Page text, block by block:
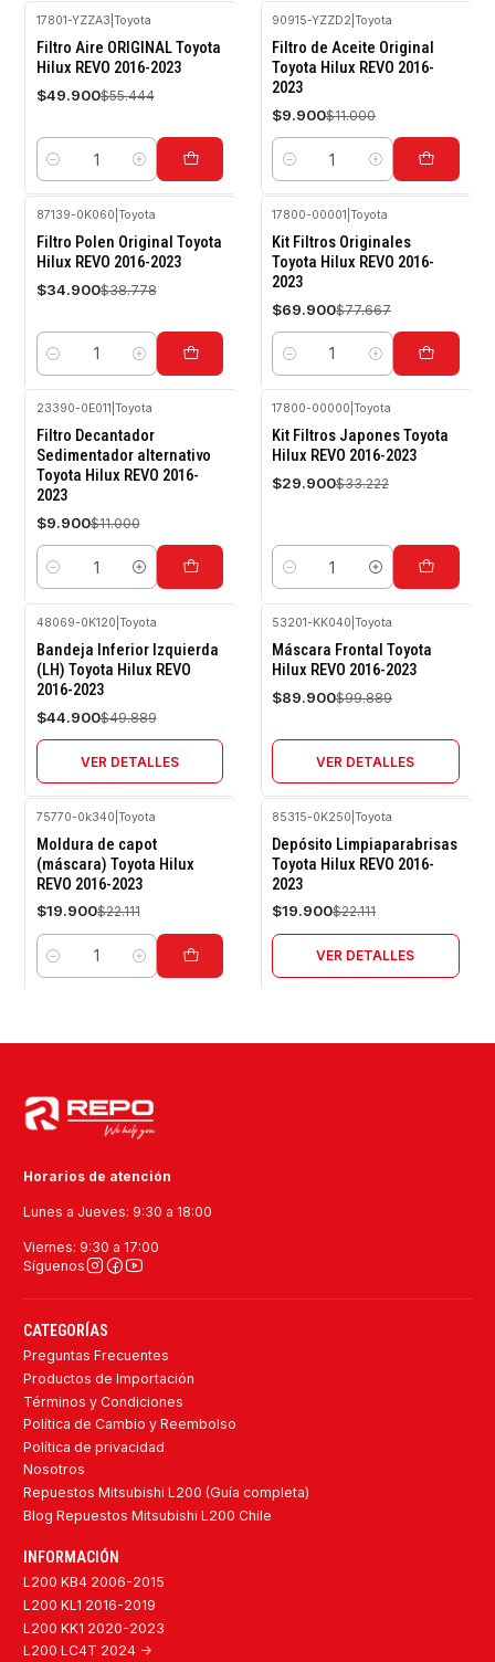
-10%
OFF
17801-YZZA3 Toyota
Filtro Aire ORIGINAL Toyota
Hilux REVO 2016-2023
$49.900$55.444
Cantidad
-10%
OFF
90915-YZZD2 Toyota
Filtro de Aceite Original
Toyota Hilux REVO 2016-
2023
$9.900$11.000
Cantidad
-10%
OFF
87139-0K060 Toyota
Filtro Polen Original Toyota
Hilux REVO 2016-2023
$34.900$38.778
Cantidad
-10%
OFF
17800-00001 Toyota
Kit Filtros Originales
Toyota Hilux REVO 2016-
2023
$69.900$77.667
Cantidad
-10%
OFF
23390-0E011 Toyota
Filtro Decantador
Sedimentador alternativo
Toyota Hilux REVO 2016-
2023
$9.900$11.000
Cantidad
-10%
OFF
17800-00000 Toyota
Kit Filtros Japones Toyota
Hilux REVO 2016-2023
$29.900$33.222
Cantidad
-10%
OFF
Agotado
48069-0K120 Toyota
Bandeja Inferior Izquierda
(LH) Toyota Hilux REVO
2016-2023
$44.900$49.889
VER DETALLES
-10%
OFF
53201-KK040 Toyota
Máscara Frontal Toyota
Hilux REVO 2016-2023
$89.900$99.889
VER DETALLES
-10%
OFF
75770-0k340 Toyota
Moldura de capot
(máscara) Toyota Hilux
REVO 2016-2023
$19.900$22.111
Cantidad
-10%
OFF
Agotado
85315-0K250 Toyota
Depósito Limpiaparabrisas
Toyota Hilux REVO 2016-
2023
$19.900$22.111
VER DETALLES
Horarios de atención
Lunes a Jueves: 9:30 a 18:00
Viernes: 9:30 a 17:00
Síguenos
CATEGORÍAS
Preguntas Frecuentes
Productos de Importación
Términos y Condiciones
Política de Cambio y Reembolso
Política de privacidad
Nosotros
Repuestos Mitsubishi L200 (Guía completa)
Blog Repuestos Mitsubishi L200 Chile
INFORMACIÓN
L200 KB4 2006-2015
L200 KL1 2016-2019
L200 KK1 2020-2023
L200 LC4T 2024 ->